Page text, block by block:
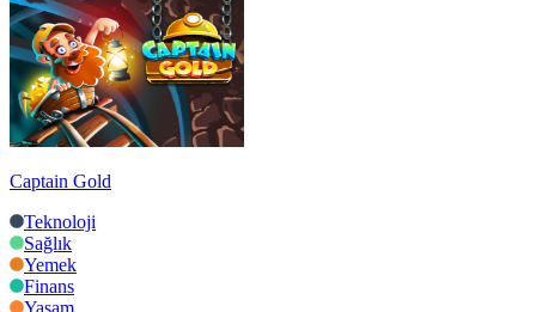
Captain Gold
Teknoloji
Sağlık
Yemek
Finans
Yaşam